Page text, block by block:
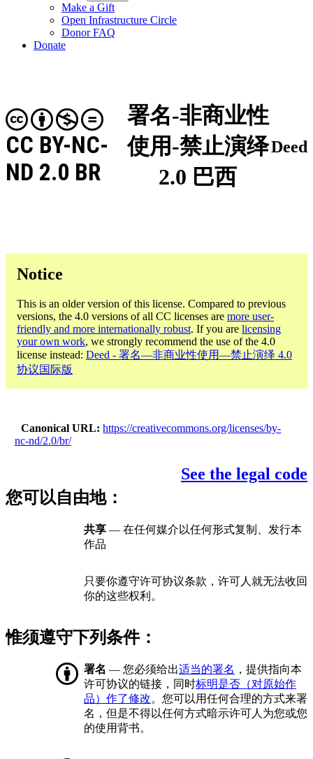
Make a Gift
Open Infrastructure Circle
Donor FAQ
Donate
署名-非商业性
使用-禁止演绎
2.0 巴西
CC BY-NC-
ND 2.0 BR
Deed
Notice
This is an older version of this license. Compared to previous
versions, the 4.0 versions of all CC licenses are more user-
friendly and more internationally robust. If you are licensing
your own work, we strongly recommend the use of the 4.0
license instead: Deed - 署名—非商业性使用—禁止演绎 4.0
协议国际版
Canonical URL
https://creativecommons.org/licenses/by-
nc-nd/2.0/br/
See the legal code
您可以自由地：
共享 — 在任何媒介以任何形式复制、发行本
作品
只要你遵守许可协议条款，许可人就无法收回
你的这些权利。
惟须遵守下列条件：
署名 — 您必须给出适当的署名 ，提供指向本
许可协议的链接，同时标明是否（对原始作
品）作了修改。您可以用任何合理的方式来署
名，但是不得以任何方式暗示许可人为您或您
的使用背书。